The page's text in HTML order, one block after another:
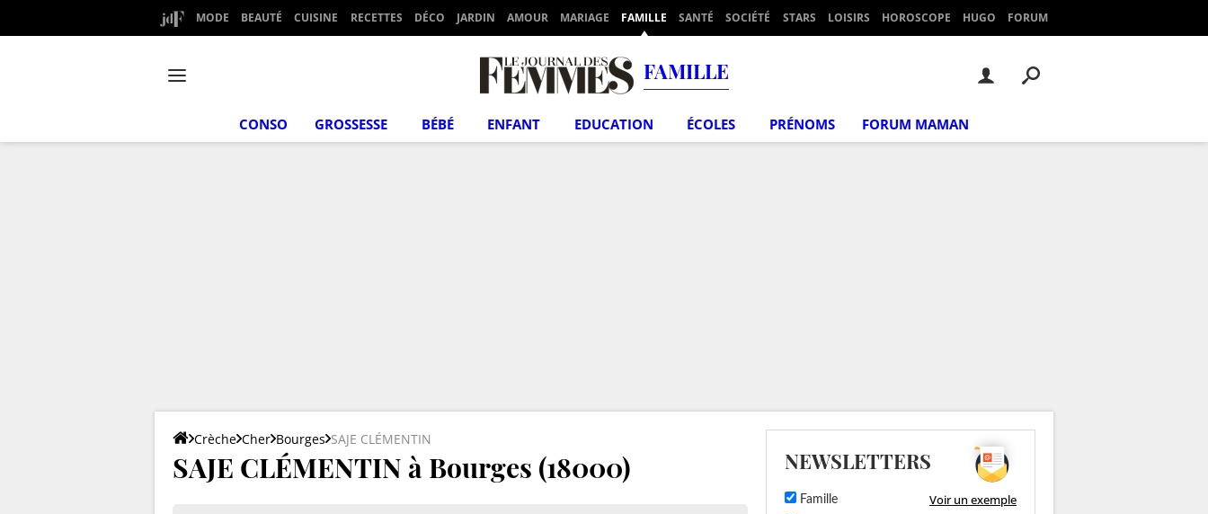
MODE BEAUTÉ CUISINE RECETTES DÉCO JARDIN AMOUR MARIAGE FAMILLE SANTÉ SOCIÉTÉ STARS LOISIRS HOROSCOPE HUGO FORUM
FAMILLE
CONSO GROSSESSE BÉBÉ ENFANT EDUCATION ÉCOLES PRÉNOMS FORUM MAMAN
Crèche Cher Bourges SAJE CLÉMENTIN
SAJE CLÉMENTIN à Bourges (18000) NEWSLETTERS
Famille Voir un exemple